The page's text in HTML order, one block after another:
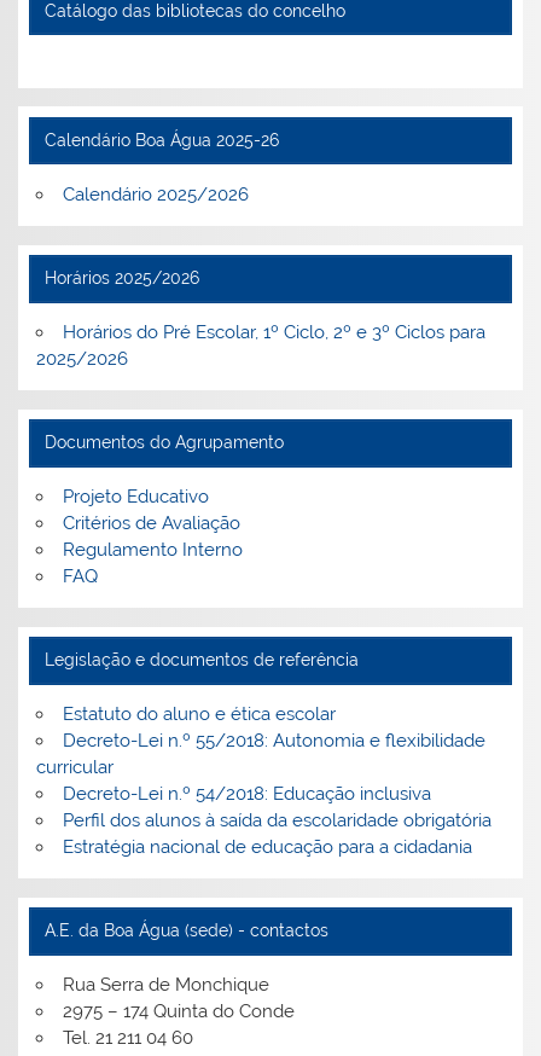
Catálogo das bibliotecas do concelho
Calendário Boa Água 2025-26
Calendário 2025/2026
Horários 2025/2026
Horários do Pré Escolar, 1º Ciclo, 2º e 3º Ciclos para
2025/2026
Documentos do Agrupamento
Projeto Educativo
Critérios de Avaliação
Regulamento Interno
FAQ
Legislação e documentos de referência
Estatuto do aluno e ética escolar
Decreto-Lei n.º 55/2018: Autonomia e flexibilidade
curricular
Decreto-Lei n.º 54/2018: Educação inclusiva
Perfil dos alunos à saída da escolaridade obrigatória
Estratégia nacional de educação para a cidadania
A.E. da Boa Água (sede) - contactos
Rua Serra de Monchique
2975 – 174 Quinta do Conde
Tel. 21 211 04 60